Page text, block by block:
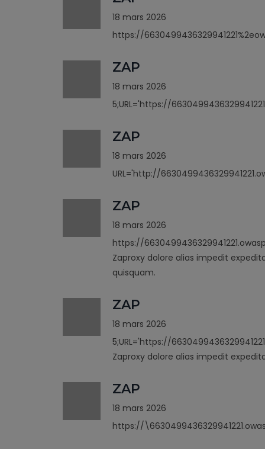
18 mars 2026
https://
ZAP
18 mars 2026
5;URL='https://
ZAP
18 mars 2026
URL='http://
ZAP
18 mars 2026
https://
Zaproxy dolore alias impedit
quisquam.
ZAP
18 mars 2026
5;URL='https://
Zaproxy dolore alias impedit
ZAP
18 mars 2026
https://